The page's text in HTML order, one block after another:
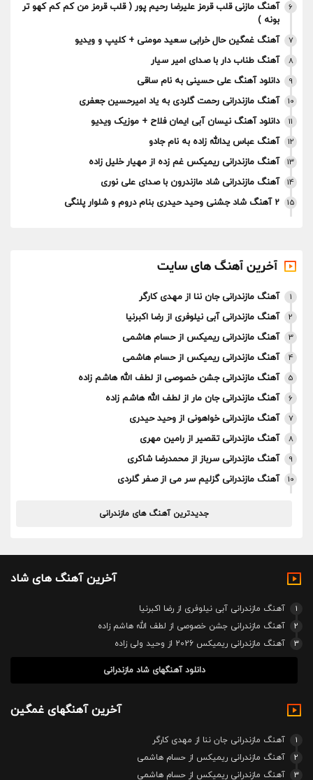
6
آهنگ مازنی قلب قرمز علیرضا رحیم پور ( قلب قرمز من کم کم کهو تر
بونه )
7 آهنگ غمگین حال خرابی سعید مومنی + کلیپ و ویدیو
8 آهنگ طناب دار با صدای امیر سیار
9 دانلود آهنگ علی حسینی به نام ساقی
10 آهنگ مازندرانی رحمت گلردی به یاد امیرحسین جعفری
11 دانلود آهنگ نیسان آبی ایمان فلاح + موزیک ویدیو
12 آهنگ عباس یدالله زاده به نام جادو
13 آهنگ مازندرانی ریمیکس غم زده از مهیار خلیل زاده
14 آهنگ مازندرانی شاد مازندرون با صدای علی نوری
15 2 آهنگ شاد جشنی وحید حیدری بنام دروم و شلوار پلنگی
آخرین آهنگ های سایت
1 آهنگ مازندرانی جان ننا از مهدی کارگر
2 آهنگ مازندرانی آبی نیلوفری از رضا اکبرنیا
3 آهنگ مازندرانی ریمیکس از حسام هاشمی
4 آهنگ مازندرانی ریمیکس از حسام هاشمی
5 آهنگ مازندرانی جشن خصوصی از لطف الله هاشم زاده
6 آهنگ مازندرانی جان مار از لطف الله هاشم زاده
7 آهنگ مازندرانی خواهونی از وحید حیدری
8 آهنگ مازندرانی تقصیر از رامین مهری
9 آهنگ مازندرانی سرباز از محمدرضا شاکری
10 آهنگ مازندرانی گزلیم سر می از صفر گلردی
جدیدترین آهنگ های مازندرانی
آخرین آهنگ های شاد
1
آهنگ مازندرانی آبی نیلوفری از رضا اکبرنیا
2
آهنگ مازندرانی جشن خصوصی از لطف الله هاشم زاده
3
آهنگ مازندرانی ریمیکس 2026 از وحید ولی زاده
دانلود آهنگهای شاد مازندرانی
آخرین آهنگهای غمگین
1
آهنگ مازندرانی جان ننا از مهدی کارگر
2
آهنگ مازندرانی ریمیکس از حسام هاشمی
3
آهنگ مازندرانی ریمیکس از حسام هاشمی